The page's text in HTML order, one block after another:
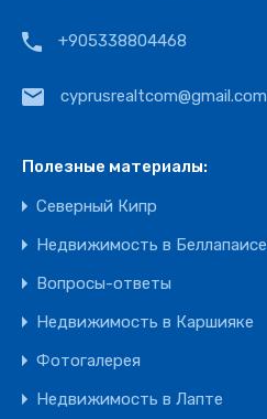
+905338804468
cyprusrealtcom@gmail.com
Полезные материалы:
Северный Кипр
Недвижимость в Беллапаисе
Вопросы-ответы
Недвижимость в Каршияке
Фотогалерея
Недвижимость в Лапте